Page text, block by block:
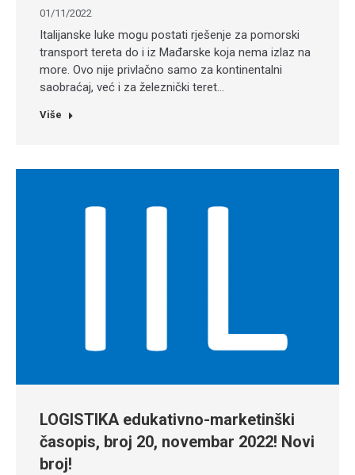
01/11/2022
Italijanske luke mogu postati rješenje za pomorski
transport tereta do i iz Mađarske koja nema izlaz na
more. Ovo nije privlačno samo za kontinentalni
saobraćaj, već i za železnički teret…
Više
LOGISTIKA edukativno-marketinški
časopis, broj 20, novembar 2022! Novi
broj!